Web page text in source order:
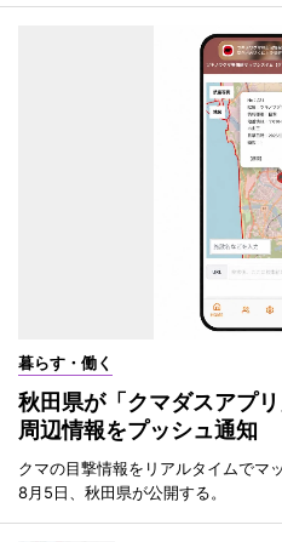
暮らす・働く
秋田県が「クマダスアプ
周辺情報をプッシュ通知
クマの目撃情報をリアルタイムでマ
8月5日、秋田県が公開する。